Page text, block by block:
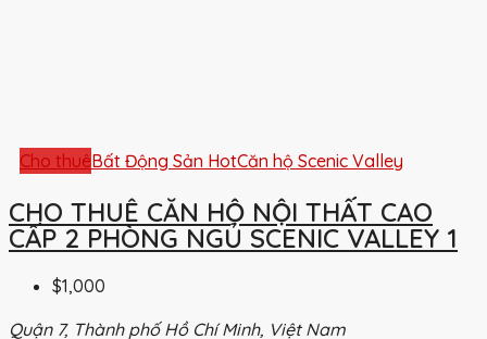
Cho thuêBất Động Sản HotCăn hộ Scenic Valley
CHO THUÊ CĂN HỘ NỘI THẤT CAO
CẤP 2 PHÒNG NGỦ SCENIC VALLEY 1
$1,000
Quận 7, Thành phố Hồ Chí Minh, Việt Nam